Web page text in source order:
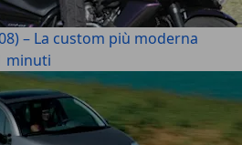
– La custom più moderna
minuti